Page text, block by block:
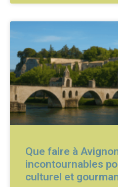
Que faire à
incontournables
culturel et